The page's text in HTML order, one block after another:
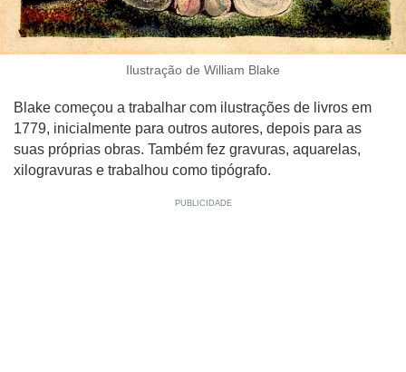
Ilustração de William Blake
Blake começou a trabalhar com ilustrações de livros em
1779, inicialmente para outros autores, depois para as
suas próprias obras. Também fez gravuras, aquarelas,
xilogravuras e trabalhou como tipógrafo.